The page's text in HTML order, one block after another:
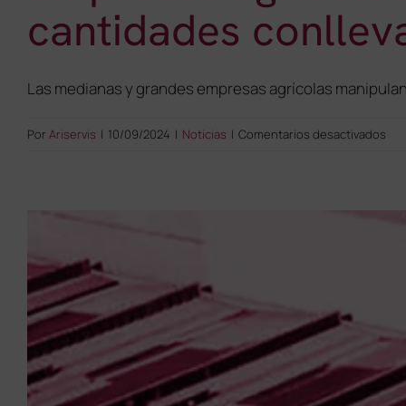
cantidades
Las medianas y grandes empresas agrícolas
Por Ariservis | 10/09/2024 | Noticias | Comentarios desactivados